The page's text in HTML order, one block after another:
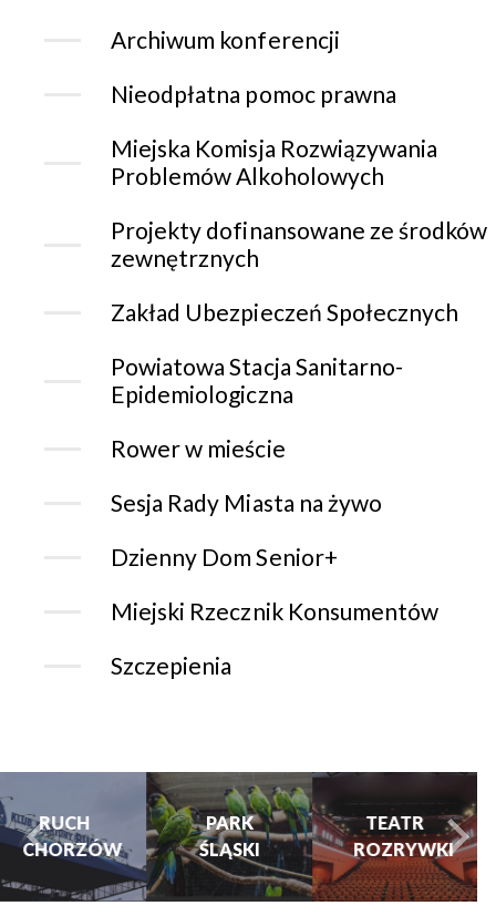
Archiwum konferencji
Nieodpłatna pomoc prawna
Miejska Komisja Rozwiązywania
Problemów Alkoholowych
Projekty dofinansowane ze środków
zewnętrznych
Zakład Ubezpieczeń Społecznych
Powiatowa Stacja Sanitarno-
Epidemiologiczna
Rower w mieście
Sesja Rady Miasta na żywo
Dzienny Dom Senior+
Miejski Rzecznik Konsumentów
Szczepienia
PARK
ŚLĄSKI
TEATR
ROZRYWKI
CENTRUM
KULTURY
I KINO
GRAJFKA
turysta.Previous